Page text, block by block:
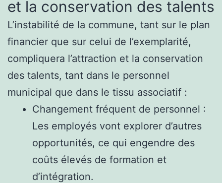
et la conservation des talents
L’instabilité de la commune, tant sur le plan
financier que sur celui de l’exemplarité,
compliquera l’attraction et la conservation
des talents, tant dans le personnel
municipal que dans le tissu associatif :
Changement fréquent de personnel :
Les employés vont explorer d’autres
opportunités, ce qui engendre des
coûts élevés de formation et
d’intégration.